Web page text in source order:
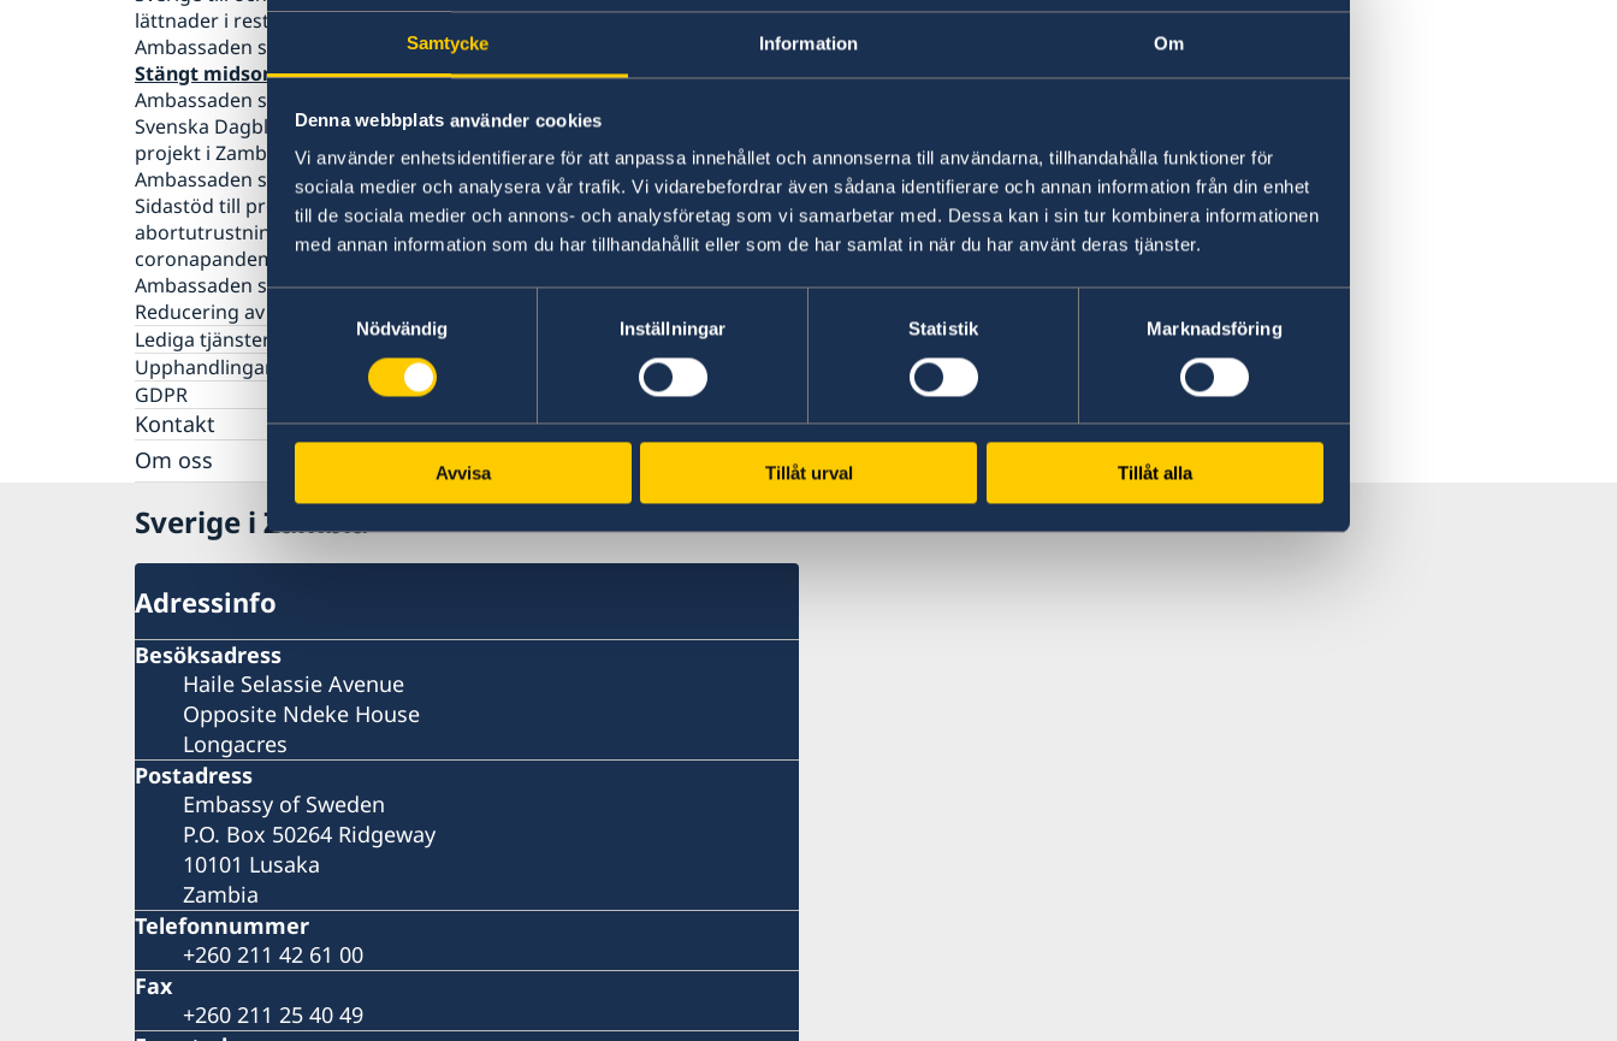
Samtycke Information Om
Denna webbplats använder cookies
Vi använder enhetsidentifierare för att anpassa innehållet och annonserna till användarna, tillhandahålla funktioner för
sociala medier och analysera vår trafik. Vi vidarebefordrar även sådana identifierare och annan information från din enhet
till de sociala medier och annons- och analysföretag som vi samarbetar med. Dessa kan i sin tur kombinera informationen
med annan information som du har tillhandahållit eller som de har samlat in när du har använt deras tjänster.
Nödvändig
Inställningar Statistik Marknadsföring
Avvisa Tillåt urval Tillåt alla
lättnader i restriktionerna för fler resenärer
Ambassaden stängd 6-7 juli 2020
Stängt midsommarafton
Ambassaden stängd 21 och 25 maj 2020
Svenska Dagbladet: artikel om Sida-finansierat
projekt i Zambia
Ambassaden stängd 1 maj 2020
Sidastöd till preventivmedel och
abortutrustning för att motverka
coronapandemins effekter
Ambassaden stängd under påskhelgen
Reducering av flygavgångar Ethiopian Airlines
Lediga tjänster
Upphandlingar
GDPR
Kontakt
Om oss
Ambassadens personal
Sverige i Zambia
Adressinfo
Besöksadress
Haile Selassie Avenue
Opposite Ndeke House
Longacres
Postadress
Embassy of Sweden
P.O. Box 50264 Ridgeway
10101 Lusaka
Zambia
Telefonnummer
+260 211 42 61 00
Fax
+260 211 25 40 49